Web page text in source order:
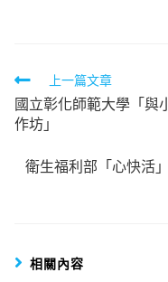
Read
more
articles
上一篇文章
國立彰化師範大學「
作坊」
衛生福利部「心快活
相關內容